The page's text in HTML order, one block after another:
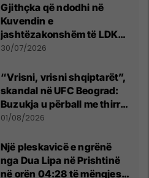
Gjithçka që ndodhi në
Kuvendin e
jashtëzakonshëm të LDK-
së
30/07/2026
“Vrisni, vrisni shqiptarët”,
skandal në UFC Beograd:
Buzukja u përball me thirrje
anti-shqiptare nga
01/08/2026
Një pleskavicë e ngrënë
nga Dua Lipa në Prishtinë
në orën 04:28 të mëngjesit